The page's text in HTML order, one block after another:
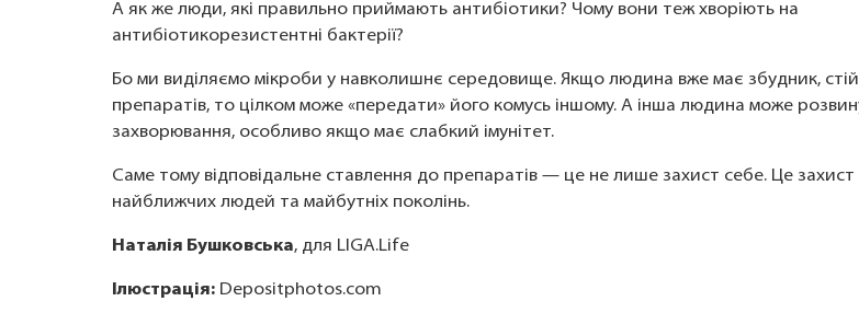
А як же люди, які правильно приймають антибіотики? Чому вони теж хворіють на
антибіотикорезистентні бактерії?
Бо ми виділяємо мікроби у навколишнє середовище. Якщо людина вже має збудник,
препаратів, то цілком може «передати» його комусь іншому. А інша людина може
захворювання, особливо якщо має слабкий імунітет.
Саме тому відповідальне ставлення до препаратів — це не лише захист себе. Це захист
найближчих людей та майбутніх поколінь.
Наталія Бушковська, для LIGA.Life
Ілюстрація: Depositphotos.com